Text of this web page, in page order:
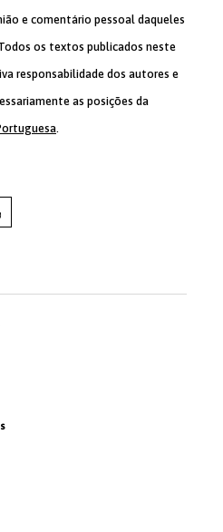
e comentário pessoal daqueles
os textos publicados neste
responsabilidade dos autores e
as posições da
.